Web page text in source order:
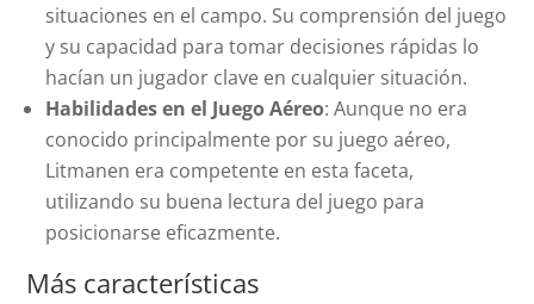
situaciones en el campo. Su comprensión del juego
y su capacidad para tomar decisiones rápidas lo
hacían un jugador clave en cualquier situación.
Habilidades en el Juego Aéreo: Aunque no era
conocido principalmente por su juego aéreo,
Litmanen era competente en esta faceta,
utilizando su buena lectura del juego para
posicionarse eficazmente.
Más características